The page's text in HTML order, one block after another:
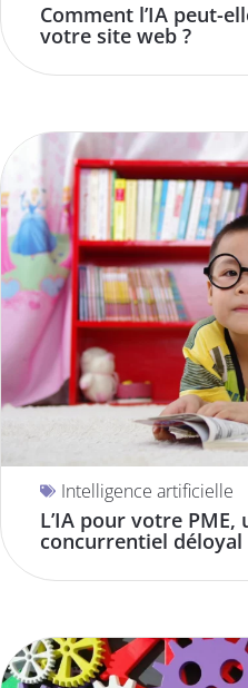
Comment l’IA peut-
votre site web ?
Intelligence artificielle
L’IA pour votre PME,
concurrentiel déloyal